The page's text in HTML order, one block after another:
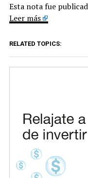
Esta nota fue
Leer más
RELATED TOPICS: